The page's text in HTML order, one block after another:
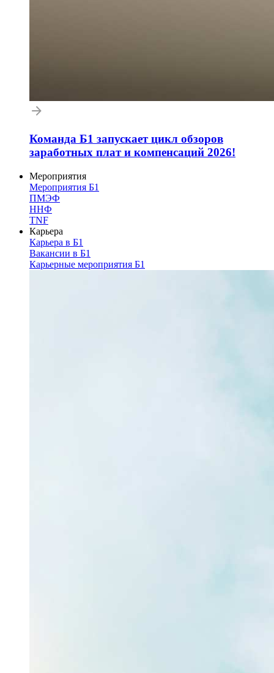
Команда Б1 запускает цикл обзоров
заработных плат и компенсаций 2026!
Мероприятия
Мероприятия Б1
ПМЭФ
ННФ
TNF
Карьера
Карьера в Б1
Вакансии в Б1
Карьерные мероприятия Б1